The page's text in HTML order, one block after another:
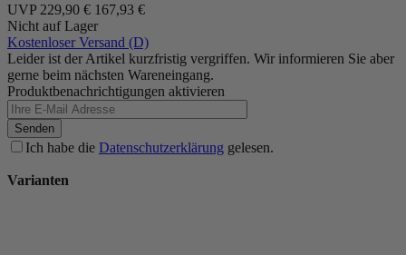
UVP 229,90 € 167,93 €
Nicht auf Lager
Kostenloser Versand (D)
Leider ist der Artikel kurzfristig vergriffen. Wir informieren Sie aber
gerne beim nächsten Wareneingang.
Produktbenachrichtigungen aktivieren
Senden
Ich habe die Datenschutzerklärung gelesen.
Varianten